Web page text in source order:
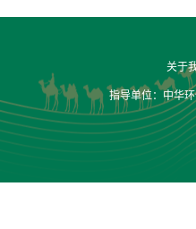
关于
指导单位：中华